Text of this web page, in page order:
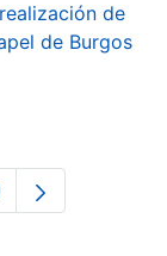
de
de Burgos
Use TAB to